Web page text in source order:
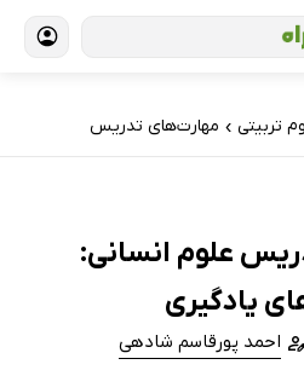
تربیتی › مهارت‌های تدریس
علوم انسانی:
یادگیری
احمد پورقاسم شادهی